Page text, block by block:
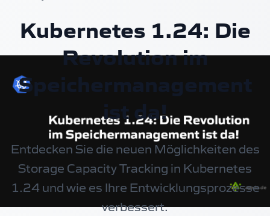
Kubernetes 1.24: Die
Revolution im
Speichermanagement
ist da!
Entdecken Sie die neuen Möglichkeiten des
Storage Capacity Tracking in Kubernetes
1.24 und wie es Ihre Entwicklungsprozesse
verbessert.